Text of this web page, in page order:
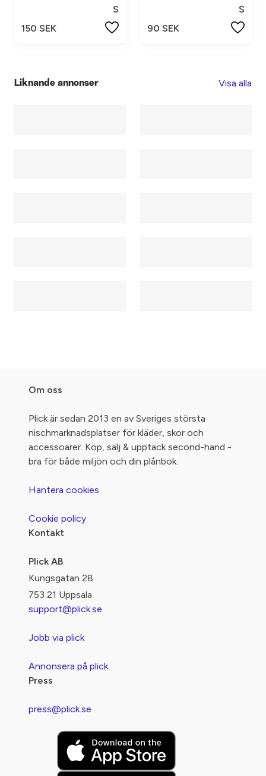
S
150 SEK
S
90 SEK
Liknande annonser Visa alla
Om oss
Plick är sedan 2013 en av Sveriges största
nischmarknadsplatser för kläder, skor och
accessoarer. Köp, sälj & upptäck second-hand -
bra för både miljön och din plånbok.
Hantera cookies
Cookie policy
Kontakt
Plick AB
Kungsgatan 28
753 21 Uppsala
support@plick.se
Jobb via plick
Annonsera på plick
Press
press@plick.se